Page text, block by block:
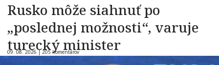
Rusko môže siahnuť po
„poslednej možnosti“, varuje
turecký minister
09. 08. 2026 |205 komentárov